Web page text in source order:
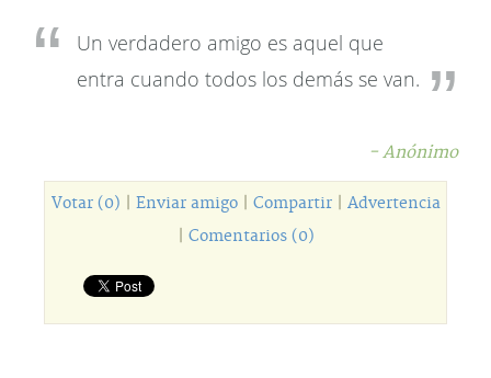
Un verdadero amigo es aquel que
entra cuando todos los demás se van.
- Anónimo
Votar (0) Enviar amigo| Compartir| Advertencia
Comentarios (0)